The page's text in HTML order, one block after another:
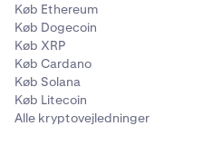
Køb Ethereum
Køb Dogecoin
Køb XRP
Køb Cardano
Køb Solana
Køb Litecoin
Alle kryptovejledninger